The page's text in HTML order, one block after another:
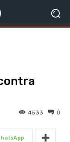
0
4533